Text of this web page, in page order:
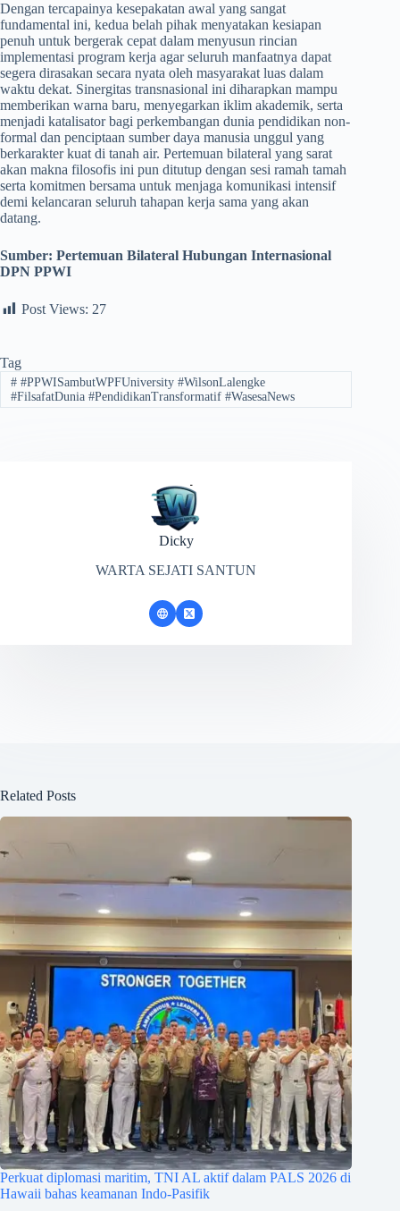
​Dengan tercapainya kesepakatan awal yang sangat
fundamental ini, kedua belah pihak menyatakan kesiapan
penuh untuk bergerak cepat dalam menyusun rincian
implementasi program kerja agar seluruh manfaatnya dapat
segera dirasakan secara nyata oleh masyarakat luas dalam
waktu dekat. Sinergitas transnasional ini diharapkan mampu
memberikan warna baru, menyegarkan iklim akademik, serta
menjadi katalisator bagi perkembangan dunia pendidikan non-
formal dan penciptaan sumber daya manusia unggul yang
berkarakter kuat di tanah air. Pertemuan bilateral yang sarat
akan makna filosofis ini pun ditutup dengan sesi ramah tamah
serta komitmen bersama untuk menjaga komunikasi intensif
demi kelancaran seluruh tahapan kerja sama yang akan
datang.
Sumber: Pertemuan Bilateral Hubungan Internasional
DPN PPWI
Post Views: 27
Tag
##PPWISambutWPFUniversity #WilsonLalengke
#FilsafatDunia #PendidikanTransformatif #WasesaNews
Dicky
WARTA SEJATI SANTUN
Related Posts
Perkuat diplomasi maritim, TNI AL aktif dalam PALS 2026 di
Hawaii bahas keamanan Indo-Pasifik